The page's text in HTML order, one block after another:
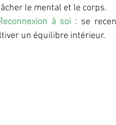
le mental et le corps.
à soi : se
un équilibre intérieur.